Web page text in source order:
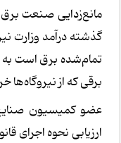
مانع‌زدایی صنعت
گذشته درآمد وزارت
تمام‌شده برق است به
برقی که از نیروگاه‌ها
عضو کمیسیون
ارزیابی نحوه اجرای